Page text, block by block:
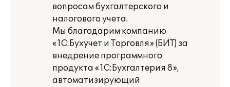
вопросам бухгалтерского и
налогового учета.
Мы благодарим компанию
«1С:Бухучет и Торговля» (БИТ) за
внедрение программного
продукта «1С:Бухгалтерия 8»,
автоматизирующий